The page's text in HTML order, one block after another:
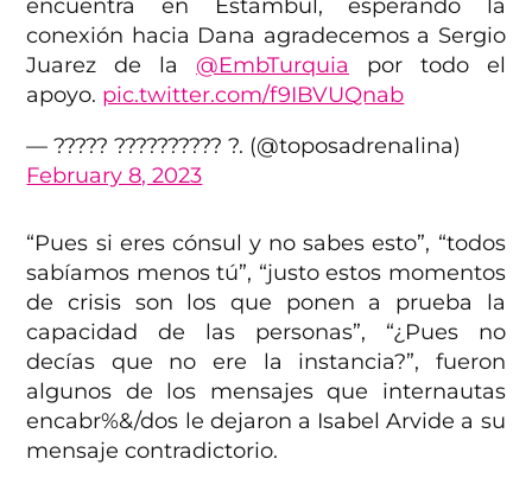
encuentra en Estambul, esperando la
conexión hacia Dana agradecemos a Sergio
Juarez de la @EmbTurquia por todo el
apoyo. pic.twitter.com/f9IBVUQnab
— ????? ?????????? ?. (@toposadrenalina)
February 8, 2023
“Pues si eres cónsul y no sabes esto”, “todos
sabíamos menos tú”, “justo estos momentos
de crisis son los que ponen a prueba la
capacidad de las personas”, “¿Pues no
decías que no ere la instancia?”, fueron
algunos de los mensajes que internautas
encabr%&/dos le dejaron a Isabel Arvide a su
mensaje contradictorio.